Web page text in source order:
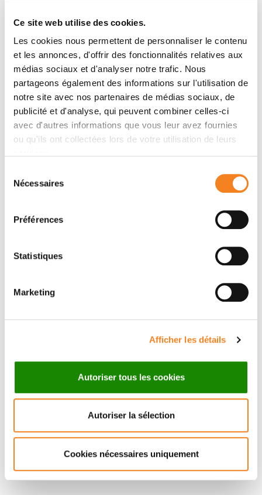
Ce site web utilise des cookies.
Les cookies nous permettent de personnaliser le contenu
et les annonces, d'offrir des fonctionnalités relatives aux
médias sociaux et d'analyser notre trafic. Nous
partageons également des informations sur l'utilisation de
notre site avec nos partenaires de médias sociaux, de
publicité et d'analyse, qui peuvent combiner celles-ci
avec d'autres informations que vous leur avez fournies
ou qu'ils ont collectées lors de votre utilisation de leurs
Nécessaires
Préférences
Statistiques
Marketing
Afficher les détails
Autoriser tous les cookies
Autoriser la sélection
Cookies nécessaires uniquement
Olivier Caron, Odile Cohen-Haguenauer, Chrystelle
Colas, Carole Corsini, Véronica Cusin, Antoine De
Pauw, Capucine Delnatte, Sophie Dussart, Christophe
Jamain, Michel Longy, Elisabeth Luporsi, Christine
Maugard, Tan Dat Nguyen, Pascal Pujol, Dominique
Vaur, Nadine Andrieu, Christine Lasset, Catherine
Noguès
ANDRIEU